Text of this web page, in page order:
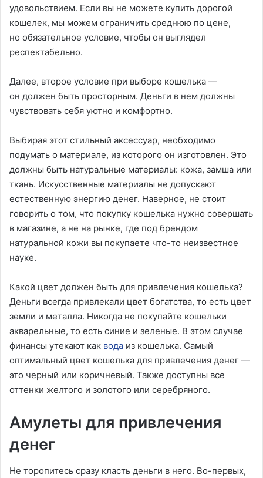
удовольствием. Если вы не можете купить дорогой
кошелек, мы можем ограничить среднюю по цене,
но обязательное условие, чтобы он выглядел
респектабельно.
Далее, второе условие при выборе кошелька —
он должен быть просторным. Деньги в нем должны
чувствовать себя уютно и комфортно.
Выбирая этот стильный аксессуар, необходимо
подумать о материале, из которого он изготовлен. Это
должны быть натуральные материалы: кожа, замша или
ткань. Искусственные материалы не допускают
естественную энергию денег. Наверное, не стоит
говорить о том, что покупку кошелька нужно совершать
в магазине, а не на рынке, где под брендом
натуральной кожи вы покупаете что-то неизвестное
науке.
Какой цвет должен быть для привлечения кошелька?
Деньги всегда привлекали цвет богатства, то есть цвет
земли и металла. Никогда не покупайте кошельки
акварельные, то есть синие и зеленые. В этом случае
финансы утекают как вода из кошелька. Самый
оптимальный цвет кошелька для привлечения денег —
это черный или коричневый. Также доступны все
оттенки желтого и золотого или серебряного.
Амулеты для привлечения
денег
Не торопитесь сразу класть деньги в него. Во-первых,